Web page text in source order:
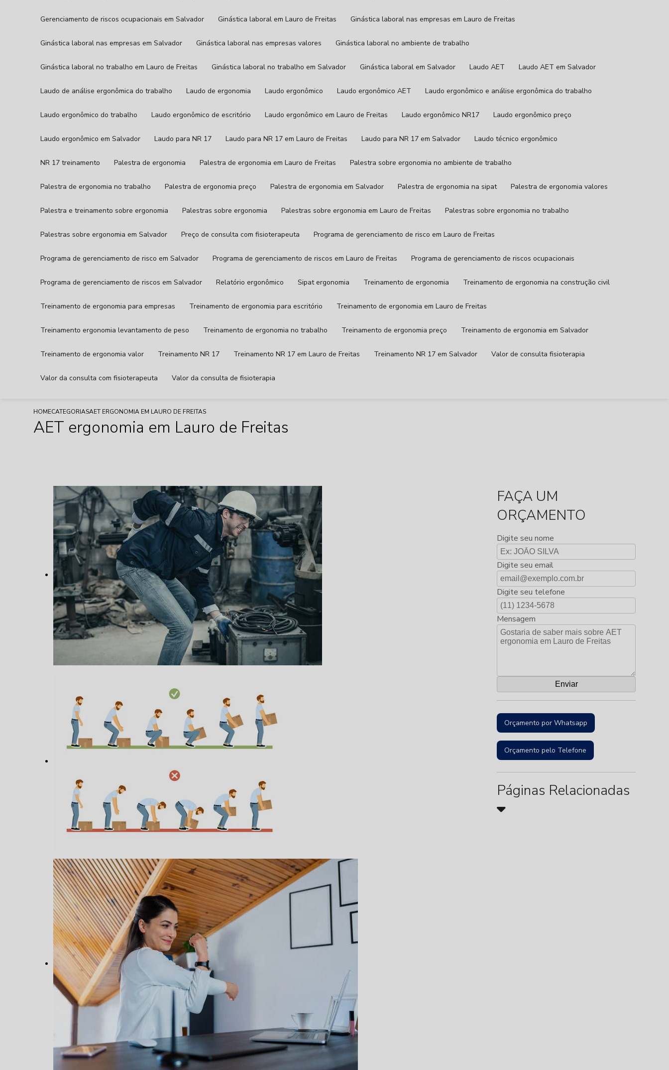
Gerenciamento de riscos ocupacionais em Salvador Ginástica laboral em Lauro de Freitas Ginástica laboral nas empresas em Lauro de Freitas
Ginástica laboral nas empresas em Salvador Ginástica laboral nas empresas valores Ginástica laboral no ambiente de trabalho
Ginástica laboral no trabalho em Lauro de Freitas Ginástica laboral no trabalho em Salvador Ginástica laboral em Salvador Laudo AET Laudo AET em Salvador
Laudo de análise ergonômica do trabalho Laudo de ergonomia Laudo ergonômico Laudo ergonômico AET Laudo ergonômico e análise ergonômica do trabalho
Laudo ergonômico do trabalho Laudo ergonômico de escritório Laudo ergonômico em Lauro de Freitas Laudo ergonômico NR17 Laudo ergonômico preço
Laudo ergonômico em Salvador Laudo para NR 17 Laudo para NR 17 em Lauro de Freitas Laudo para NR 17 em Salvador Laudo técnico ergonômico
NR 17 treinamento Palestra de ergonomia Palestra de ergonomia em Lauro de Freitas Palestra sobre ergonomia no ambiente de trabalho
Palestra de ergonomia no trabalho Palestra de ergonomia preço Palestra de ergonomia em Salvador Palestra de ergonomia na sipat Palestra de ergonomia valores
Palestra e treinamento sobre ergonomia Palestras sobre ergonomia Palestras sobre ergonomia em Lauro de Freitas Palestras sobre ergonomia no trabalho
Palestras sobre ergonomia em Salvador Preço de consulta com fisioterapeuta Programa de gerenciamento de risco em Lauro de Freitas
Programa de gerenciamento de risco em Salvador Programa de gerenciamento de riscos em Lauro de Freitas Programa de gerenciamento de riscos ocupacionais
Programa de gerenciamento de riscos em Salvador Relatório ergonômico Sipat ergonomia Treinamento de ergonomia Treinamento de ergonomia na construção civil
Treinamento de ergonomia para empresas Treinamento de ergonomia para escritório Treinamento de ergonomia em Lauro de Freitas
Treinamento ergonomia levantamento de peso Treinamento de ergonomia no trabalho Treinamento de ergonomia preço Treinamento de ergonomia em Salvador
Treinamento de ergonomia valor Treinamento NR 17 Treinamento NR 17 em Lauro de Freitas Treinamento NR 17 em Salvador Valor de consulta fisioterapia
Valor da consulta com fisioterapeuta Valor da consulta de fisioterapia
HOMECATEGORIASAET ERGONOMIA EM LAURO DE FREITAS
AET ergonomia em Lauro de Freitas
FAÇA UM
ORÇAMENTO
Digite seu nome
Digite seu email
Digite seu telefone
Mensagem
Orçamento por Whatsapp
Orçamento pelo Telefone
Páginas Relacionadas